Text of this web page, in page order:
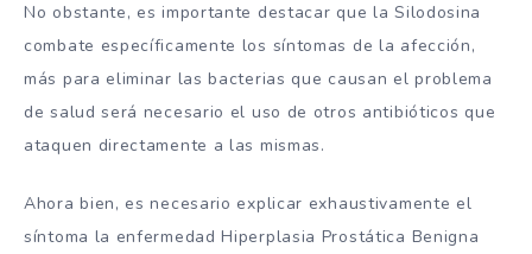
No obstante, es importante destacar que la Silodosina
combate específicamente los síntomas de la afección,
más para eliminar las bacterias que causan el problema
de salud será necesario el uso de otros antibióticos que
ataquen directamente a las mismas.
Ahora bien, es necesario explicar exhaustivamente el
síntoma la enfermedad Hiperplasia Prostática Benigna